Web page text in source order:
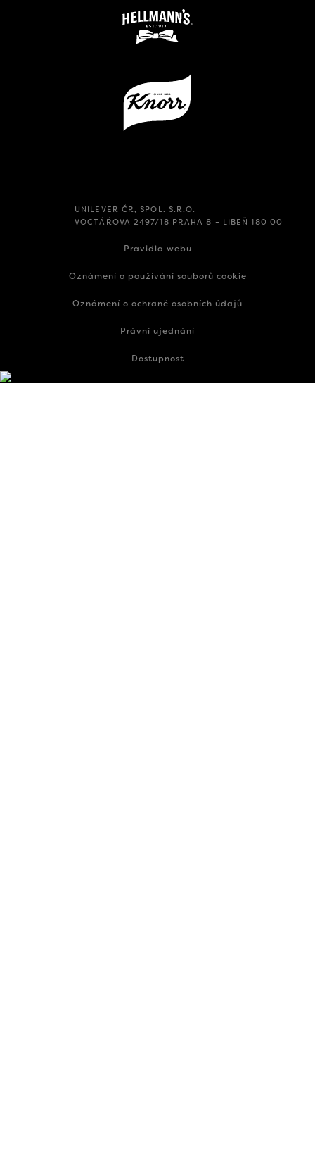
UNILEVER ČR, SPOL. S.R.O.
VOCTÁŘOVA 2497/18 PRAHA 8 – LIBEŇ 180 00
Pravidla webu
Oznámení o používání souborů cookie
Oznámení o ochraně osobních údajů
Právní ujednání
Dostupnost